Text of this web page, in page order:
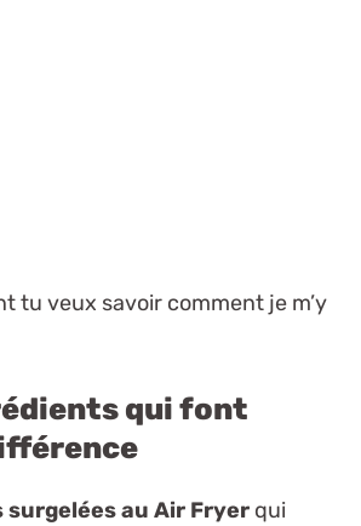
tu veux savoir comment je m’y
qui font
au Air Fryer qui